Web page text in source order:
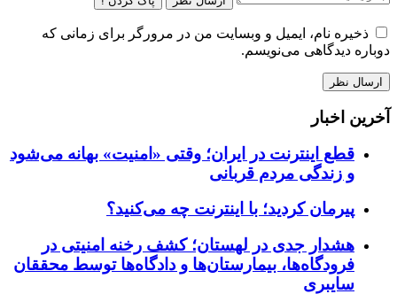
ذخیره نام، ایمیل و وبسایت من در مرورگر برای زمانی که
دوباره دیدگاهی می‌نویسم.
آخرین اخبار
قطع اینترنت در ایران؛ وقتی «امنیت» بهانه می‌شود
و زندگی مردم قربانی
پیرمان کردید؛ با اینترنت چه می‌کنید؟
هشدار جدی در لهستان؛ کشف رخنه امنیتی در
فرودگاه‌ها، بیمارستان‌ها و دادگاه‌ها توسط محققان
سایبری